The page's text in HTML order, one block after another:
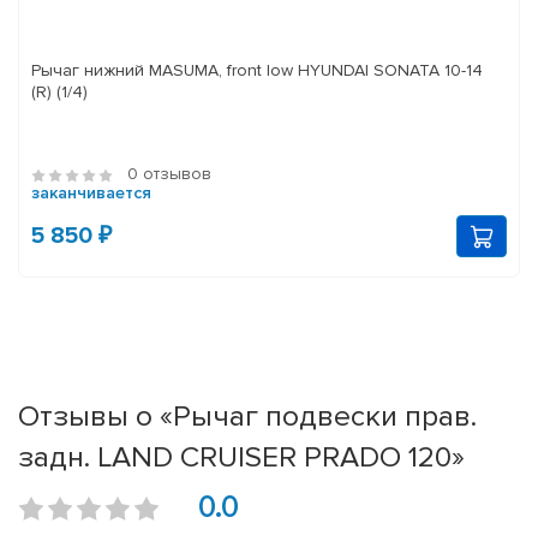
Рычаг нижний MASUMA, front low HYUNDAI SONATA 10-14
(R) (1/4)
0 отзывов
заканчивается
5 850 ₽
Отзывы о «Рычаг подвески прав.
задн. LAND CRUISER PRADO 120»
0.0